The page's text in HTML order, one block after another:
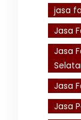
jasa
Jasa
Jasa
Jasa
Jasa